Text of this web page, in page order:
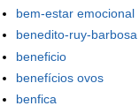
bem-estar emocional
benedito-ruy-barbosa
beneficio
benefícios ovos
benfica